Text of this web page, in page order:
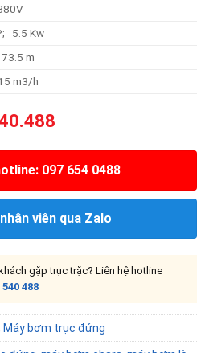
5.5 Kw
m
m3/h
097 654 0488
viên qua Zalo
gặp trục trặc? Liên hệ hotline
540 488
Máy bơm trục đứng